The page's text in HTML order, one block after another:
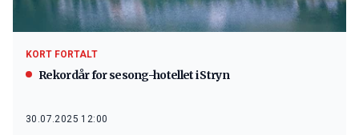
KORT FORTALT
Rekordår for sesong-hotellet i Stryn
30.07.2025 12:00